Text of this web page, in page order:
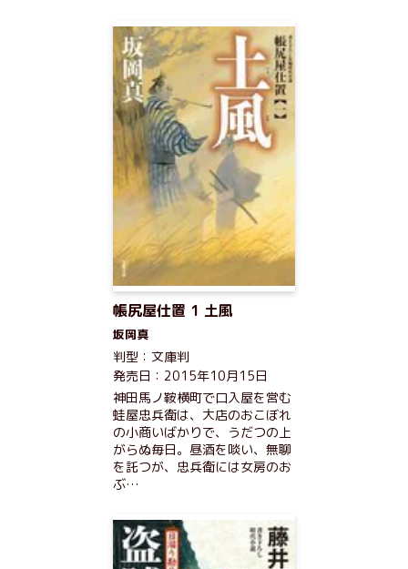
帳尻屋仕置 1 土風
坂岡真
判型：文庫判
発売日：2015年10月15日
神田馬ノ鞍横町で口入屋を営む
蛙屋忠兵衛は、大店のおこぼれ
の小商いばかりで、うだつの上
がらぬ毎日。昼酒を啖い、無聊
を託つが、忠兵衛には女房のお
ぶ…